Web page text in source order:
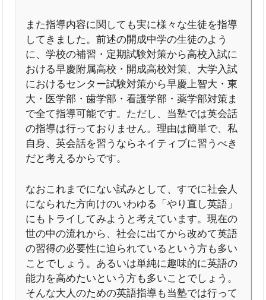
また指導内容に関しても実に様々な生徒を指導
してきました。前述の開成中学の生徒のよう
に、学校の補習・定期試験対策から高校入試に
おける早慶附属高校・開成高校対策、大学入試
におけるセンター試験対策から早慶上智大・東
大・医学部・歯学部・看護学部・薬学部対策ま
で全て指導可能です。ただし、当塾では英会話
の指導は行っておりません。理由は簡単で、私
自身、英会話を習うならネイティブに習うべき
だと考えるからです。
なおこれまでにない試みとして、すでに社会人
になられた方向けのいわゆる「やり直し英語」
にもトライしてみようと考えています。現在の
世の中の流れから、社会に出てから改めて英語
の習得の必要性に迫られているという方も多い
ことでしょう。あるいは単純に趣味的に英語の
能力を高めたいという方も多いことでしょう。
そんな大人のための英語指導も当塾では行って